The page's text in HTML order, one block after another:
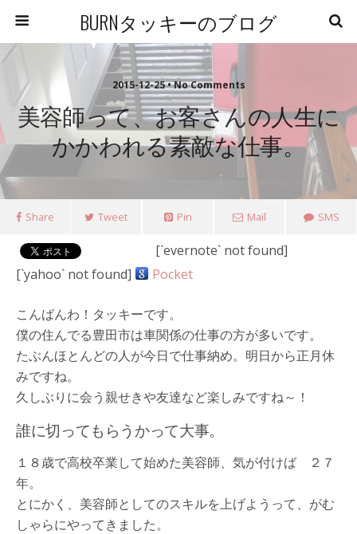
BURNタッキーのブログ
2015-12-25 • No Comments
美容師って、お客さんの人生に
かかわれる素敵な仕事。
Share Tweet Pin Mail SMS
[`evernote` not found]
[`yahoo` not found]
Pocket
こんばんわ！タッキーです。
僕の住んでる豊田市は車関係の仕事の方が多いです。
たぶんほとんどの人が今日で仕事納め。明日から正月休
みですね。
久しぶりに会う親せきや友達など楽しみですね～！
誰に切ってもらうかって大事。
１８歳で高校卒業して始めた美容師、気が付けば ２７
年。
とにかく、美容師としてのスキルを上げようって、がむ
しゃらにやってきました。